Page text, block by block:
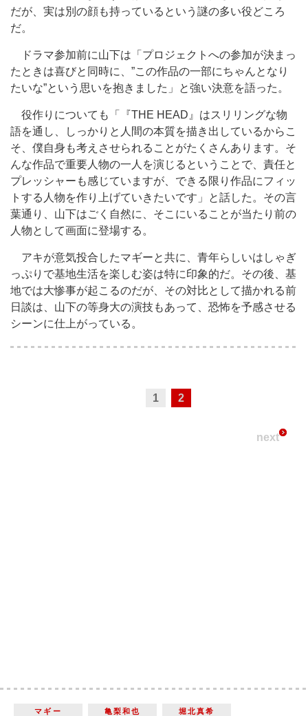
だが、実は別の顔も持っているという謎の多い役どころ
だ。
ドラマ参加前に山下は「プロジェクトへの参加が決まっ
たときは喜びと同時に、”この作品の一部にちゃんとなり
たいな”という思いを抱きました」と強い決意を語った。
役作りについても「『THE HEAD』はスリリングな物
語を通し、しっかりと人間の本質を描き出しているからこ
そ、僕自身も考えさせられることがたくさんあります。そ
んな作品で重要人物の一人を演じるということで、責任と
プレッシャーも感じていますが、できる限り作品にフィッ
トする人物を作り上げていきたいです」と話した。その言
葉通り、山下はごく自然に、そこにいることが当たり前の
人物として画面に登場する。
アキが意気投合したマギーと共に、青年らしいはしゃぎ
っぷりで基地生活を楽しむ姿は特に印象的だ。その後、基
地では大惨事が起こるのだが、その対比として描かれる前
日談は、山下の等身大の演技もあって、恐怖を予感させる
シーンに仕上がっている。
1 2
next
マギー 亀梨和也
堀北真希